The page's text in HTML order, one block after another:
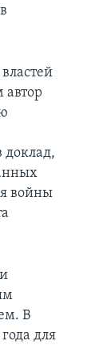
автор
доклад,
войны
В
для